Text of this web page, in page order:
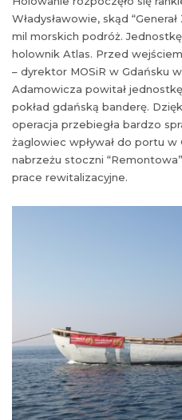
Władysławowie, skąd
mil morskich podróż.
holownik Atlas. Przed
– dyrektor MOSiR w Gdańsku
Adamowicza powitał
pokład gdańską banderę.
operacja przebiegła bardzo
żaglowiec wpływał do portu w
nabrzeżu stoczni
prace rewitalizacyjne.